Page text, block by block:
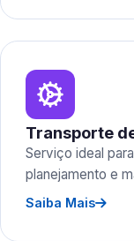
Transporte
Serviço ideal
planejamento e
Saiba Mais